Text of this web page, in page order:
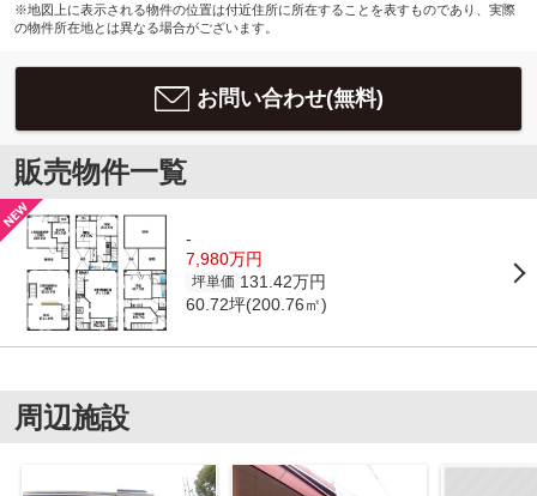
※地図上に表示される物件の位置は付近住所に所在することを表すものであり、実際
の物件所在地とは異なる場合がございます。
お問い合わせ(無料)
販売物件一覧
-
7,980万円
坪単価 131.42万円
60.72坪(200.76㎡)
周辺施設